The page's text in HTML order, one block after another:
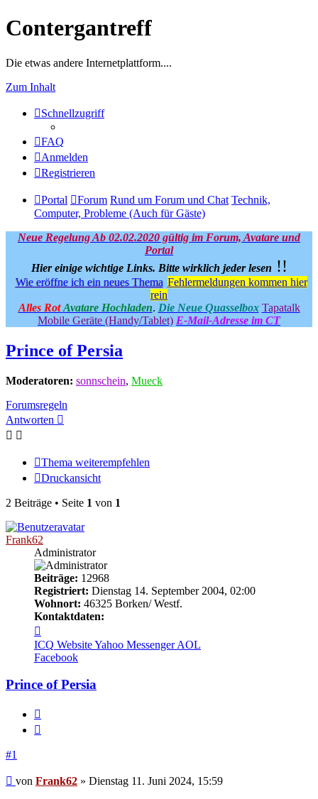
Contergantreff
Die etwas andere Internetplattform....
Zum Inhalt
Schnellzugriff
FAQ
Anmelden
Registrieren
Portal Forum Rund um Forum und Chat Technik,
Computer, Probleme (Auch für Gäste)
Neue Regelung Ab 02.02.2020 gültig im Forum, Avatare und
Portal
Hier einige wichtige Links. Bitte wirklich jeder lesen !!
Wie eröffne ich ein neues Thema Fehlermeldungen kommen hier
rein
Alles Rot Avatare Hochladen. Die Neue Quasselbox Tapatalk
Mobile Geräte (Handy/Tablet) E-Mail-Adresse im CT
Prince of Persia
Moderatoren: sonnschein, Mueck
Forumsregeln
Antworten
Thema weiterempfehlen
Druckansicht
2 Beiträge • Seite 1 von 1
Frank62
Administrator
Beiträge: 12968
Registriert: Dienstag 14. September 2004, 02:00
Wohnort: 46325 Borken/ Westf.
Kontaktdaten:
von
Frank62
ICQ WebsiteYahoo Messenger AOL
Facebook
Prince of Persia
#1
Beitrag
von Frank62 » Dienstag 11. Juni 2024, 15:59